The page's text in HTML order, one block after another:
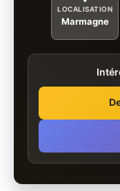
LOCALISATION
Marmagne